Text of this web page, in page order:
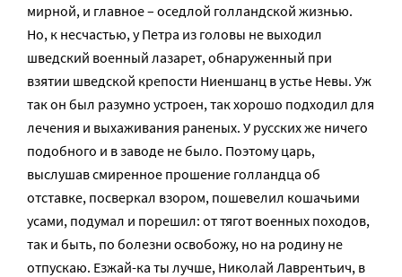
мирной, и главное – оседлой голландской жизнью.
Но, к несчастью, у Петра из головы не выходил
шведский военный лазарет, обнаруженный при
взятии шведской крепости Ниеншанц в устье Невы. Уж
так он был разумно устроен, так хорошо подходил для
лечения и выхаживания раненых. У русских же ничего
подобного и в заводе не было. Поэтому царь,
выслушав смиренное прошение голландца об
отставке, посверкал взором, пошевелил кошачьими
усами, подумал и порешил: от тягот военных походов,
так и быть, по болезни освобожу, но на родину не
отпускаю. Езжай-ка ты лучше, Николай Лаврентьич, в